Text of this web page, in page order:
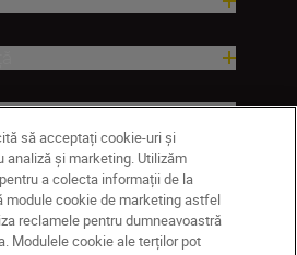
să acceptați cookie-uri și
analiză și marketing. Utilizăm
a colecta informații de la
module cookie de marketing astfel
reclamele pentru dumneavoastră
Modulele cookie ale terților pot